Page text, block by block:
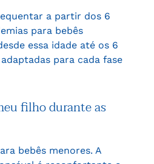
a partir dos 6
para bebês
essa idade até os 6
para cada fase
filho durante as
bebês menores. A